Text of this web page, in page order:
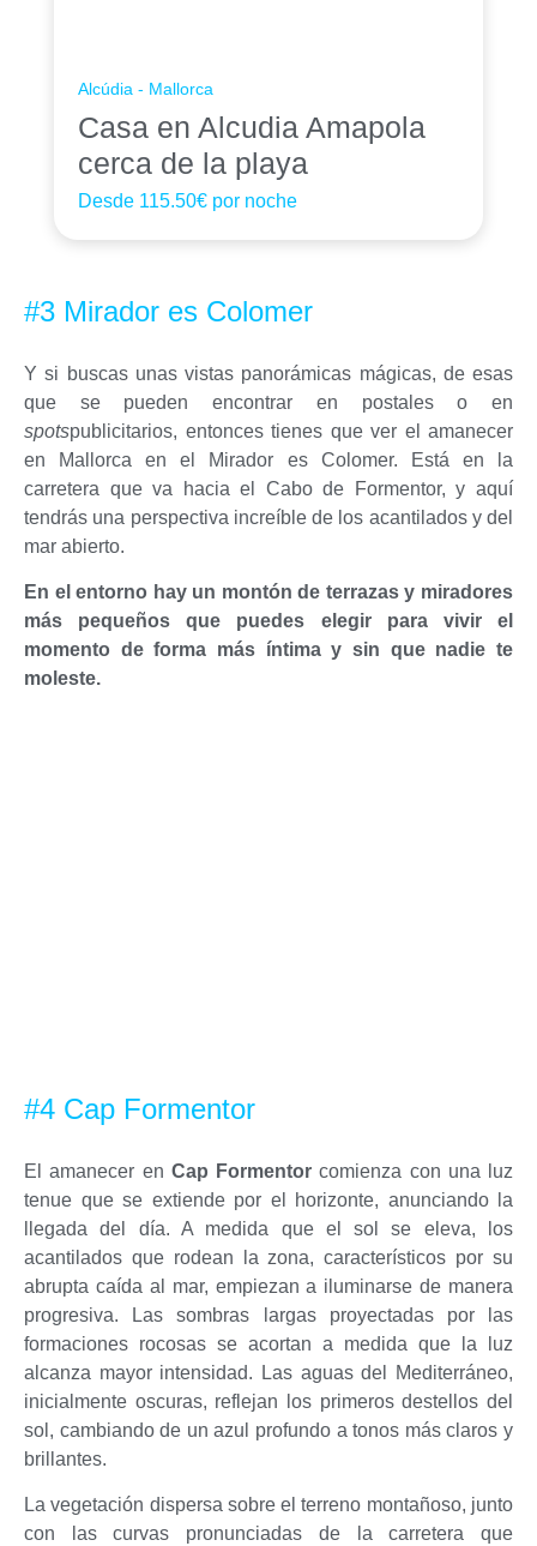
Alcúdia - Mallorca
Casa en Alcudia Amapola
cerca de la playa
Desde 115.50€ por noche
#3 Mirador es Colomer
Y si buscas unas vistas panorámicas mágicas, de esas
que se pueden encontrar en postales o en
spotspublicitarios, entonces tienes que ver el amanecer
en Mallorca en el Mirador es Colomer. Está en la
carretera que va hacia el Cabo de Formentor, y aquí
tendrás una perspectiva increíble de los acantilados y del
mar abierto.
En el entorno hay un montón de terrazas y miradores
más pequeños que puedes elegir para vivir el
momento de forma más íntima y sin que nadie te
moleste.
#4 Cap Formentor
El amanecer en Cap Formentor comienza con una luz
tenue que se extiende por el horizonte, anunciando la
llegada del día. A medida que el sol se eleva, los
acantilados que rodean la zona, característicos por su
abrupta caída al mar, empiezan a iluminarse de manera
progresiva. Las sombras largas proyectadas por las
formaciones rocosas se acortan a medida que la luz
alcanza mayor intensidad. Las aguas del Mediterráneo,
inicialmente oscuras, reflejan los primeros destellos del
sol, cambiando de un azul profundo a tonos más claros y
brillantes.
La vegetación dispersa sobre el terreno montañoso, junto
con las curvas pronunciadas de la carretera que